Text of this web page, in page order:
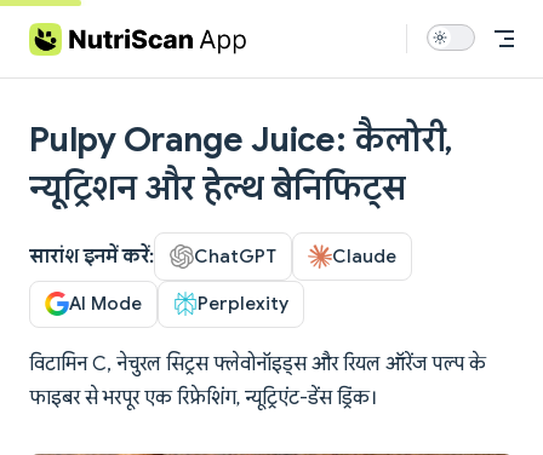
Skip to content
Pulpy Orange Juice: कैलोरी,
न्यूट्रिशन और हेल्थ बेनिफिट्स
सारांश इनमें करें: ChatGPT Claude
AI Mode Perplexity
विटामिन C, नेचुरल सिट्रस फ्लेवोनॉइड्स और रियल ऑरेंज पल्प के
फाइबर से भरपूर एक रिफ्रेशिंग, न्यूट्रिएंट-डेंस ड्रिंक।